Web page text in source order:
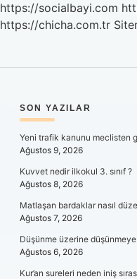
https://socialbayi.com
https://chicha.com.tr
SIDEBAR
SON YAZILAR
Yeni trafik kanunu meclisten
Ağustos 9, 2026
Kuvvet nedir ilkokul 3. sınıf ?
Ağustos 8, 2026
Matlaşan bardaklar nasıl
Ağustos 7, 2026
Düşünme üzerine
Ağustos 6, 2026
Kur’an sureleri neden iniş